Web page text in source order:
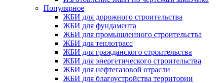
Популярное
ЖБИ для дорожного строительства
ЖБИ для фундамента
ЖБИ для промышленного строительства
ЖБИ для теплотрасс
ЖБИ для гражданского строительства
ЖБИ для энергетического строительства
ЖБИ для нефтегазовой отрасли
ЖБИ для благоустройства территории